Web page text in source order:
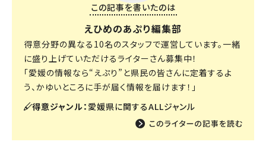
この記事を書いたのは
えひめのあぷり編集部
得意分野の異なる10名のスタッフで運営しています。一緒
に盛り上げていただけるライターさん募集中！
「愛媛の情報なら“えぷり”と県民の皆さんに定着するよ
う、かゆいところに手が届く情報を届けます！」
得意ジャンル： 愛媛県に関するALLジャンル